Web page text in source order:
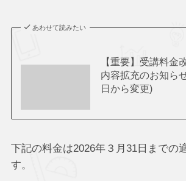
あわせて読みたい
【重要】受講料金
内容拡充のお知ら
日から変更)
下記の料金は2026年３月31日までの
す。